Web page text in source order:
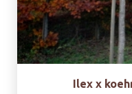
Ilex x